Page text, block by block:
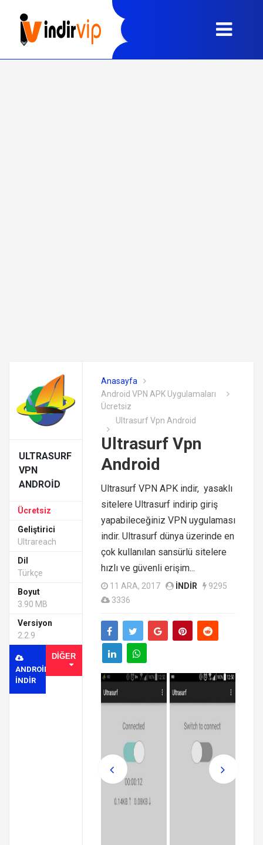
ULTRASURF
VPN
ANDROID
Ücretsiz
Geliştirici
Ultrareach
Dil
Türkçe
Boyut
3.90 MB
Versiyon
2.2.9
ANDROID
INDIR
DIĞER
Anasayfa
Android VPN APK Uygulamaları
Ücretsiz
Ultrasurf Vpn Android
Ultrasurf Vpn
Android
Ultrasurf VPN APK indir, yasaklı
sitelere Ultrasurf indirip giriş
yapabileceğiniz VPN uygulaması
indir. Ultrasurf dünya üzerinde en
çok kullanılan sansürlü sitelere
hızlı ve güvenli erişim...
11 ARA, 2017 INDIR
9295
3336